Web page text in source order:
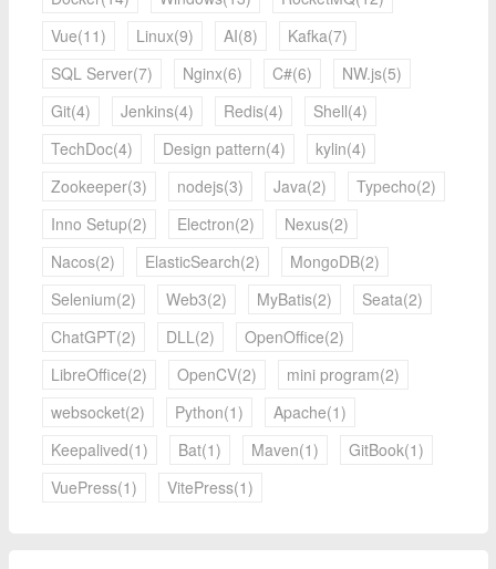
Vue(11)
Linux(9) AI(8)
Kafka(7)
SQL Server(7)
Nginx(6) C#(6)
NW.js(5)
Git(4)
Jenkins(4) Redis(4)
Shell(4)
TechDoc(4)
Design pattern(4)
kylin(4)
Zookeeper(3)
nodejs(3) Java(2)
Typecho(2)
Inno Setup(2)
Electron(2)
Nexus(2)
Nacos(2)
ElasticSearch(2)
MongoDB(2)
Selenium(2)
Web3(2) MyBatis(2)
Seata(2)
ChatGPT(2)
DLL(2)
OpenOffice(2)
LibreOffice(2)
OpenCV(2)
mini program(2)
websocket(2)
Python(1)
Apache(1)
Keepalived(1)
Bat(1) Maven(1)
GitBook(1)
VuePress(1)
VitePress(1)